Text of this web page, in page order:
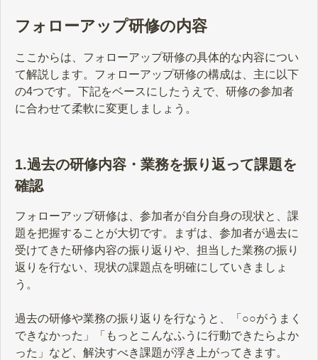
フォローアップ研修の内容
ここからは、フォローアップ研修の具体的な内容につい
て解説します。フォローアップ研修の構成は、主に以下
の4つです。下記をベースにしたうえで、研修の参加者
に合わせて柔軟に変更しましょう。
1.過去の研修内容・業務を振り返って課題を
確認
フォローアップ研修は、参加者が自分自身の現状と、課
題を把握することが大切です。まずは、参加者が過去に
受けてきた研修内容の振り返りや、担当した業務の振り
返りを行ない、現状の課題点を明確にしていきましょ
う。
過去の研修や業務の振り返りを行なうと、「○○がうまく
できなかった」「もっとこんなふうに行動できたらよか
った」など、解決すべき課題が浮き上がってきます。